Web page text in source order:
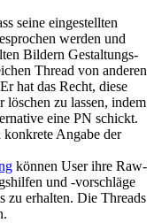
seine eingestellten
werden und
Bildern Gestaltungs-
Thread von anderen
hat das Recht, diese
löschen zu lassen, indem
eine PN schickt.
Angabe der
können User ihre Raw-
und -vorschläge
zu erhalten. Die Threads